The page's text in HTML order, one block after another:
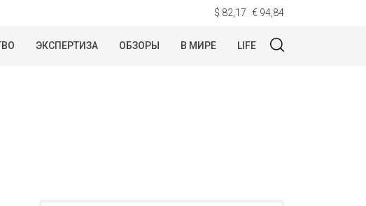
$ 82,17 € 94,84
ЭКСПЕРТИЗА ОБЗОРЫ В МИРЕ LIFE